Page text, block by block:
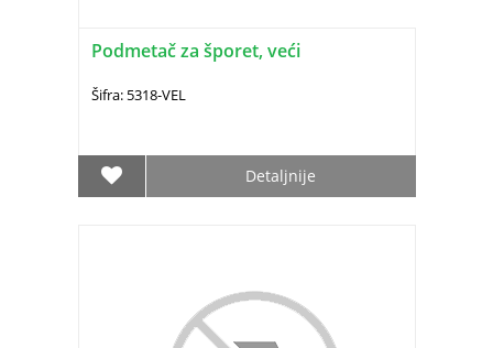
Podmetač za šporet, veći
Šifra: 5318-VEL
Detaljnije